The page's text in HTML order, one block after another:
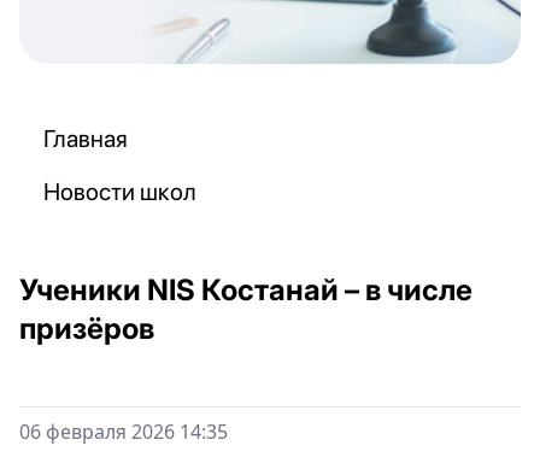
Главная
Новости школ
Ученики NIS Костанай – в числе
призёров
06 февраля 2026 14:35